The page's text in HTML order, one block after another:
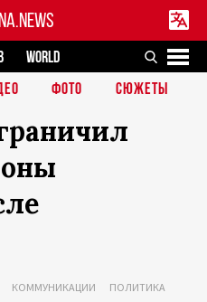
WORLD
ФОТО СЮЖЕТЫ
КОММУНИКАЦИИ ПОЛИТИКА